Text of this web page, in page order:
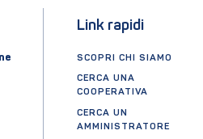
Link rapidi
SCOPRI CHI SIAMO
CERCA UNA
COOPERATIVA
CERCA UN
AMMINISTRATORE